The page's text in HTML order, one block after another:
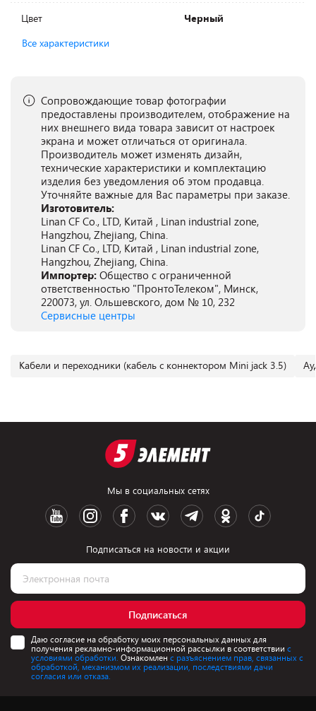
Цвет
Черный
Все характеристики
Сопровождающие товар фотографии
предоставлены производителем, отображение на
них внешнего вида товара зависит от настроек
экрана и может отличаться от оригинала.
Производитель может изменять дизайн,
технические характеристики и комплектацию
изделия без уведомления об этом продавца.
Уточняйте важные для Вас параметры при заказе.
Изготовитель:
Linan CF Co., LTD, Китай , Linan industrial zone,
Hangzhou, Zhejiang, China.
Linan CF Co., LTD, Китай , Linan industrial zone,
Hangzhou, Zhejiang, China.
Импортер: Общество с ограниченной
ответственностью "ПронтоТелеком", Минск,
220073, ул. Ольшевского, дом № 10, 232
Сервисные центры
Кабели и переходники (кабель с коннектором Mini jack 3.5)
Мы в социальных сетях
Подписаться на новости и акции
Подписаться
Даю согласие на обработку моих персональных данных для
получения рекламно-информационной рассылки в соответствии с
условиями обработки. Ознакомлен с разъяснением прав, связанных с
обработкой, механизмом их реализации, последствиями дачи
согласия или отказа.